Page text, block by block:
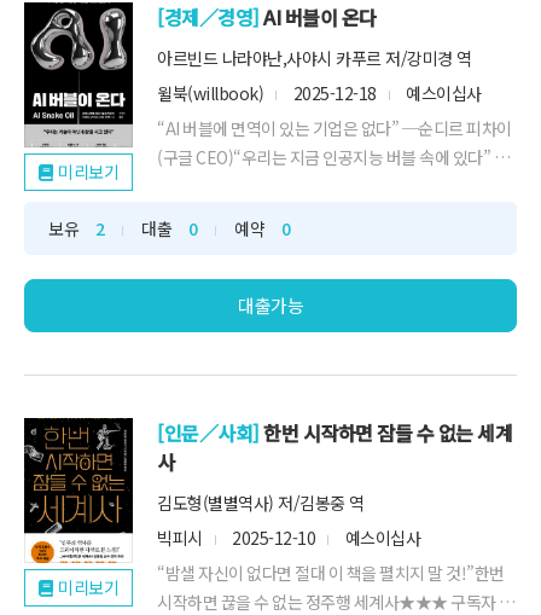
미리보기
[경제／경영]AI 버블이 온다
아르빈드 나라야난,사야시 카푸르 저/강미경 역
윌북(willbook)
2025-12-18
예스이십사
“AI 버블에 면역이 있는 기업은 없다” ─순디르 피차이
(구글 CEO)“우리는 지금 인공지능 버블 속에 있다” ─
보유
2 대출 0 예약 0
대출가능
미리보기
[인문／사회]한번 시작하면 잠들 수 없는 세계
사
김도형(별별역사) 저/김봉중 역
빅피시
2025-12-10
예스이십사
“밤샐 자신이 없다면 절대 이 책을 펼치지 말 것!”한번
시작하면 끊을 수 없는 정주행 세계사★★★ 구독자 80